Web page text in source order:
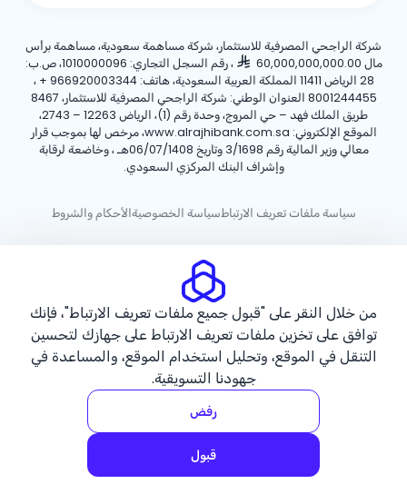
شركة الراجحي المصرفية للاستثمار، شركة مساهمة سعودية، مساهمة برأس
مال 60,000,000,000.00
، رقم السجل التجاري: 1010000096، ص.ب:
28 الرياض 11411 المملكة العربية السعودية، هاتف:
+ 966920003344 ،
8001244455 العنوان الوطني: شركة الراجحي المصرفية للاستثمار، 8467
طريق الملك فهد – حي المروج، وحدة رقم (1)، الرياض 12263 – 2743،
الموقع الإلكتروني: www.alrajhibank.com.sa، مرخص لها بموجب قرار
معالي وزير المالية رقم 3/1698 وتاريخ 06/07/1408هـ ، وخاضعة لرقابة
وإشراف البنك المركزي السعودي.
سياسة ملفات تعريف الارتباطسياسة الخصوصيةالأحكام والشروط
من خلال النقر على "قبول جميع ملفات تعريف الارتباط"، فإنك
توافق على تخزين ملفات تعريف الارتباط على جهازك لتحسين
التنقل في الموقع، وتحليل استخدام الموقع، والمساعدة في
جهودنا التسويقية.
رفض
قبول